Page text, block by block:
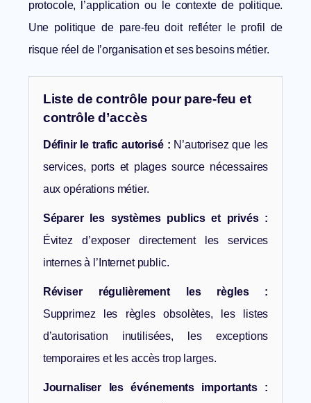
protocole, l’application ou le contexte de politique.
Une politique de pare-feu doit refléter le profil de
risque réel de l’organisation et ses besoins métier.
Liste de contrôle pour pare-feu et
contrôle d’accès
Définir le trafic autorisé : N’autorisez que les
services, ports et plages source nécessaires
aux opérations métier.
Séparer les systèmes publics et privés :
Évitez d’exposer directement les services
internes à l’Internet public.
Réviser régulièrement les règles :
Supprimez les règles obsolètes, les listes
d’autorisation inutilisées, les exceptions
temporaires et les accès trop larges.
Journaliser les événements importants :